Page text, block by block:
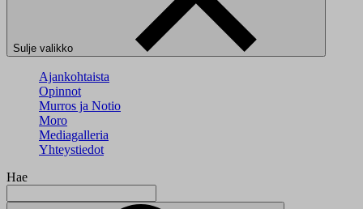
Sulje valikko
Ajankohtaista
Opinnot
Murros ja Notio
Moro
Mediagalleria
Yhteystiedot
Hae